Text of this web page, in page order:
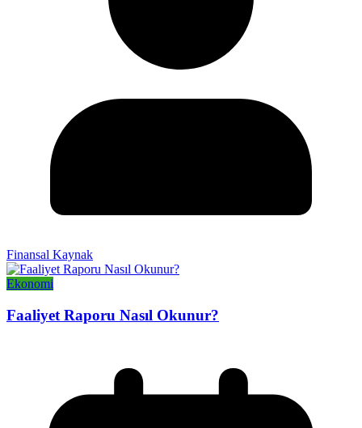
Finansal Kaynak
Ekonomi
Faaliyet Raporu Nasıl Okunur?